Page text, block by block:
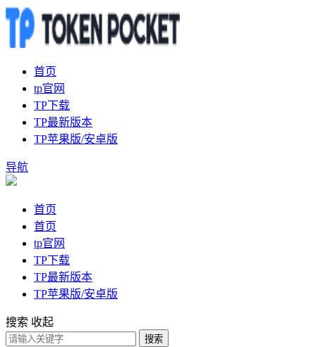
首页
tp官网
TP下载
TP最新版本
TP苹果版/安卓版
导航
首页
首页
tp官网
TP下载
TP最新版本
TP苹果版/安卓版
搜索 收起
搜索